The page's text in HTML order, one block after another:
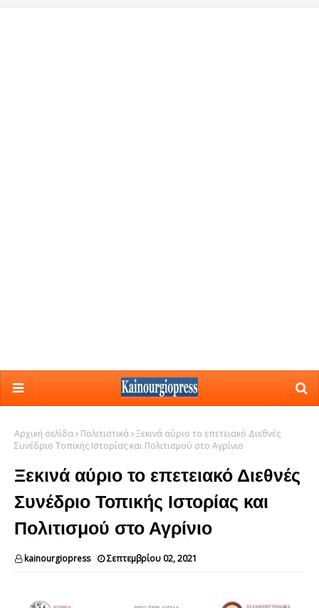
Αρχική σελίδα Πολιτιστικά Ξεκινά αύριο το επετειακό Διεθνές
Συνέδριο Τοπικής Ιστορίας και Πολιτισμού στο Αγρίνιο
Ξεκινά αύριο το επετειακό Διεθνές
Συνέδριο Τοπικής Ιστορίας και
Πολιτισμού στο Αγρίνιο
kainourgiopress Σεπτεμβρίου 02, 2021